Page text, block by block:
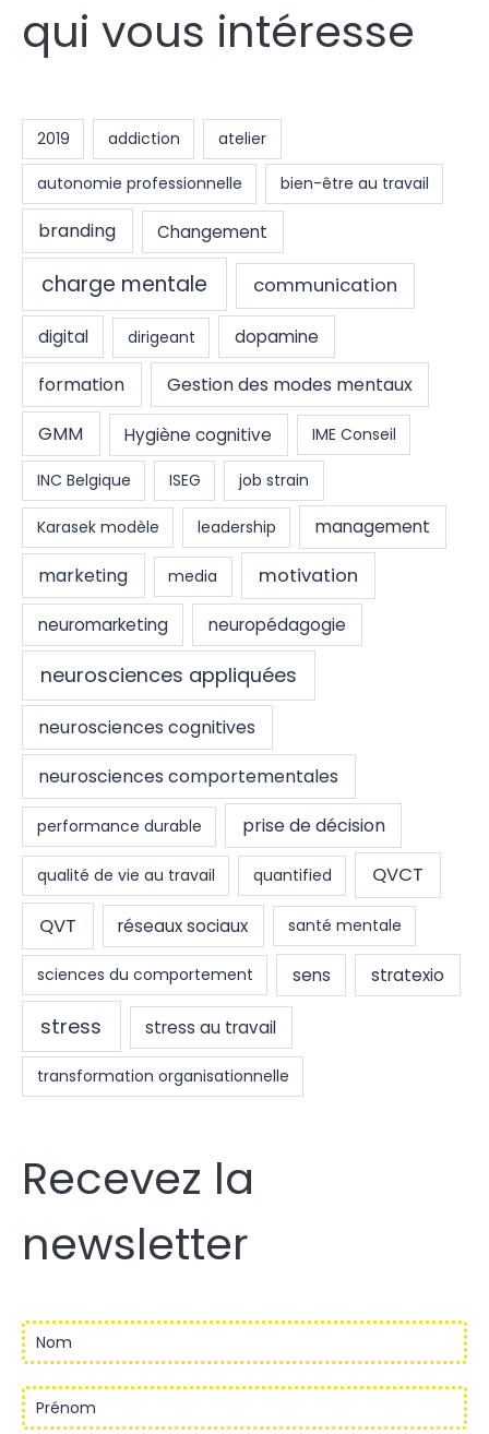
qui vous intéresse
2019 addiction atelier
autonomie professionnelle bien-être au travail
branding Changement
charge mentale communication
digital dirigeant dopamine
formation
Gestion des modes mentaux
GMM
Hygiène cognitive IME Conseil
INC Belgique ISEG job strain
Karasek modèle leadership management
marketing media motivation
neuromarketing neuropédagogie
neurosciences appliquées
neurosciences cognitives
neurosciences comportementales
performance durable prise de décision
qualité de vie au travail quantified QVCT
QVT réseaux sociaux santé mentale
sciences du comportement sens stratexio
stress stress au travail
transformation organisationnelle
Recevez la
newsletter